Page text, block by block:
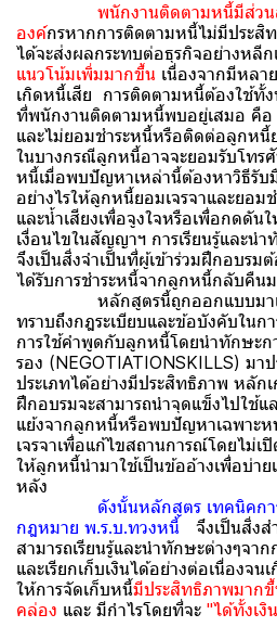
พนักงานติดตามหนี้มีส่ว
องค์กรหากการติดตามหนี้ไม่มีประสิ
ได้จะส่งผลกระทบต่อธุรกิจอย่างหลีก
แนวโน้มเพิ่มมากขึ้น เนื่องจากมีหลา
เกิดหนี้เสีย การติดตามหนี้ต้องใช้ทั้
ที่พนักงานติดตามหนี้พบอยู่เสมอ คื
และไม่ยอมชำระหนี้หรือติดต่อลูกห
ในบางกรณีลูกหนี้อาจจะยอมรับโทรศั
หนี้เมื่อพบปัญหาเหล่านี้ต้องหาวิธีรั
อย่างไรให้ลูกหนี้ยอมเจรจาและยอม
และน้ำเสียงเพื่อจูงใจหรือเพื่อกดดั
เงื่อนไขในสัญญาฯ การเรียนรู้และน
จึงเป็นสิ่งจำเป็นที่ผู้เข้าร่วมฝึกอบรม
ได้รับการชำระหนี้จากลูกหนี้กลับคืน
หลักสูตรนี้ถูกออกแบบมาเพื่อ
ทราบถึงกฎระเบียบและข้อบังคับใน
การใช้คำพูดกับลูกหนี้โดยนำทักษะก
รอง (NEGOTIATIONSKILLS) มา
ประเภทได้อย่างมีประสิทธิภาพ หลัก
ฝึกอบรมจะสามารถนำจุดแข็งไปใช้แ
แย้งจากลูกหนี้หรือพบปัญหาเฉพาะห
เจรจาเพื่อแก้ไขสถานการณ์โดยไม่เ
ให้ลูกหนี้นำมาใช้เป็นข้ออ้างเพื่อบ่าย
หลัง
ดังนั้นหลักสูตร เทคนิคก
กฎหมาย พ.ร.บ.ทวงหนี้ จึงเป็นสิ่งส
สามารถเรียนรู้และนำทักษะต่างๆจา
และเรียกเก็บเงินได้อย่างต่อเนื่องจ
ให้การจัดเก็บหนี้มีประสิทธิภาพมาก
คล่อง และ มีกำไรโดยที่จะ "ได้ทั้งเงิ